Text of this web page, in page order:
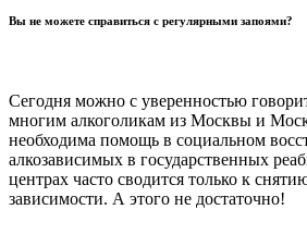
Вы не можете справиться с регулярными запоями?
Сегодня можно с уверенностью
многим алкоголикам из Москвы и
необходима помощь в социальном
алкозависимых в государственных
центрах часто сводится только к
зависимости. А этого не достаточно!